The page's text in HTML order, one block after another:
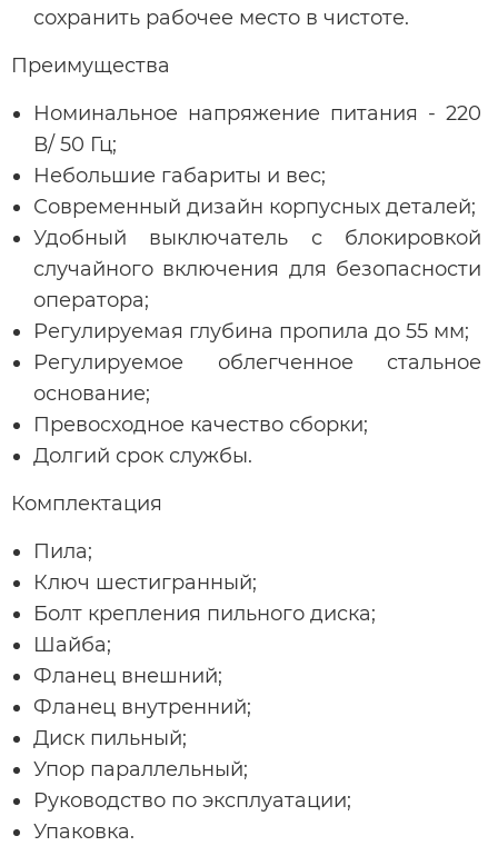
сохранить рабочее место в чистоте.
Преимущества
Номинальное напряжение питания - 220
В/ 50 Гц;
Небольшие габариты и вес;
Современный дизайн корпусных деталей;
Удобный выключатель с блокировкой
случайного включения для безопасности
оператора;
Регулируемая глубина пропила до 55 мм;
Регулируемое облегченное стальное
основание;
Превосходное качество сборки;
Долгий срок службы.
Комплектация
Пила;
Ключ шестигранный;
Болт крепления пильного диска;
Шайба;
Фланец внешний;
Фланец внутренний;
Диск пильный;
Упор параллельный;
Руководство по эксплуатации;
Упаковка.